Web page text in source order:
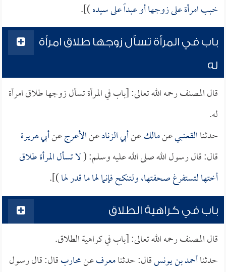
خبب امرأة على زوجها أو عبداً على سيده)].
باب في المرأة تسأل زوجها طلاق امرأة
له
قال المصنف رحمه الله تعالى: [باب في المرأة تسأل زوجها طلاق امرأة
له.
حدثناالقعنبيعنمالكعنأبي الزنادعنالأعرجعنأبي هريرة
قال: قال رسول الله صلى الله عليه وسلم: (لا تسأل المرأة طلاق
أختها لتستفرغ صحفتها، ولتنكح فإنما لها ما قدر لها)].
باب في كراهية الطلاق
قال المصنف رحمه الله تعالى: [باب في كراهية الطلاق.
حدثناأحمد بن يونسقال: حدثنامعرفعنمحاربقال: قال رسول